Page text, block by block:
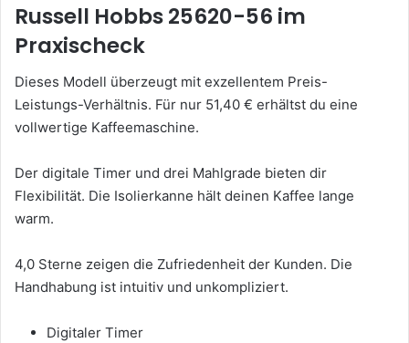
Russell Hobbs 25620-56 im
Praxischeck
Dieses Modell überzeugt mit exzellentem Preis-
Leistungs-Verhältnis. Für nur 51,40 € erhältst du eine
vollwertige Kaffeemaschine.
Der digitale Timer und drei Mahlgrade bieten dir
Flexibilität. Die Isolierkanne hält deinen Kaffee lange
warm.
4,0 Sterne zeigen die Zufriedenheit der Kunden. Die
Handhabung ist intuitiv und unkompliziert.
Digitaler Timer